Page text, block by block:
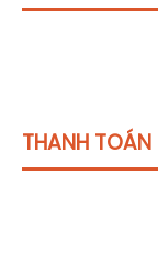
THANH